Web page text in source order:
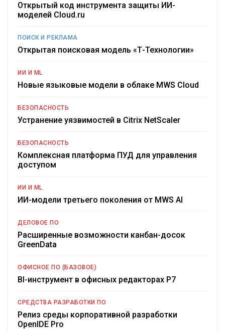
Открытый код инструмента защиты ИИ-
моделей Cloud.ru
ПОИСК И РЕКЛАМА
Открытая поисковая модель «Т-Технологии»
ИИ И ML
Новые языковые модели в облаке MWS Cloud
БЕЗОПАСНОСТЬ
Устранение уязвимостей в Citrix NetScaler
БЕЗОПАСНОСТЬ
Комплексная платформа ПУД для управления
доступом
ИИ И ML
ИИ-модели третьего поколения от MWS AI
ДЕЛОВОЕ ПО
Расширенные возможности канбан-досок
GreenData
ОФИСНОЕ ПО (БАЗОВОЕ)
BI-инструмент в офисных редакторах Р7
СРЕДСТВА РАЗРАБОТКИ ПО
Релиз среды корпоративной разработки
OpenIDE Pro